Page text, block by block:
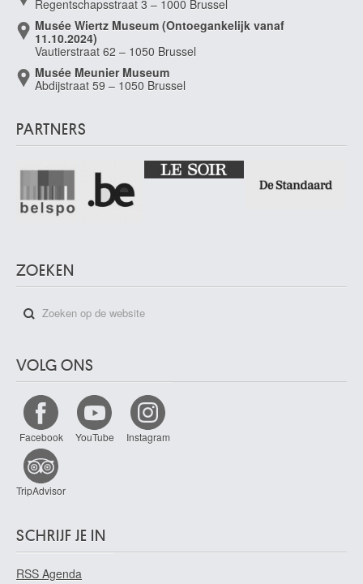
Regentschapsstraat 3 – 1000 Brussel
Musée Wiertz Museum (Ontoegankelijk vanaf
11.10.2024)
Vautierstraat 62 – 1050 Brussel
Musée Meunier Museum
Abdijstraat 59 – 1050 Brussel
PARTNERS
ZOEKEN
VOLG ONS
Facebook YouTube Instagram
TripAdvisor
SCHRIJF JE IN
RSS Agenda